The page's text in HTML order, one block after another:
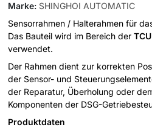
Marke: SHINGHOI AUTOMATIC
Sensorrahmen / Halterahmen für
Das Bauteil wird im Bereich der
verwendet.
Der Rahmen dient zur korrekten
der Sensor- und
der Reparatur, Überholung oder
Komponenten der DSG-
Produktdaten